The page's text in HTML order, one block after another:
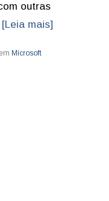
outras
[Leia mais]
Microsoft